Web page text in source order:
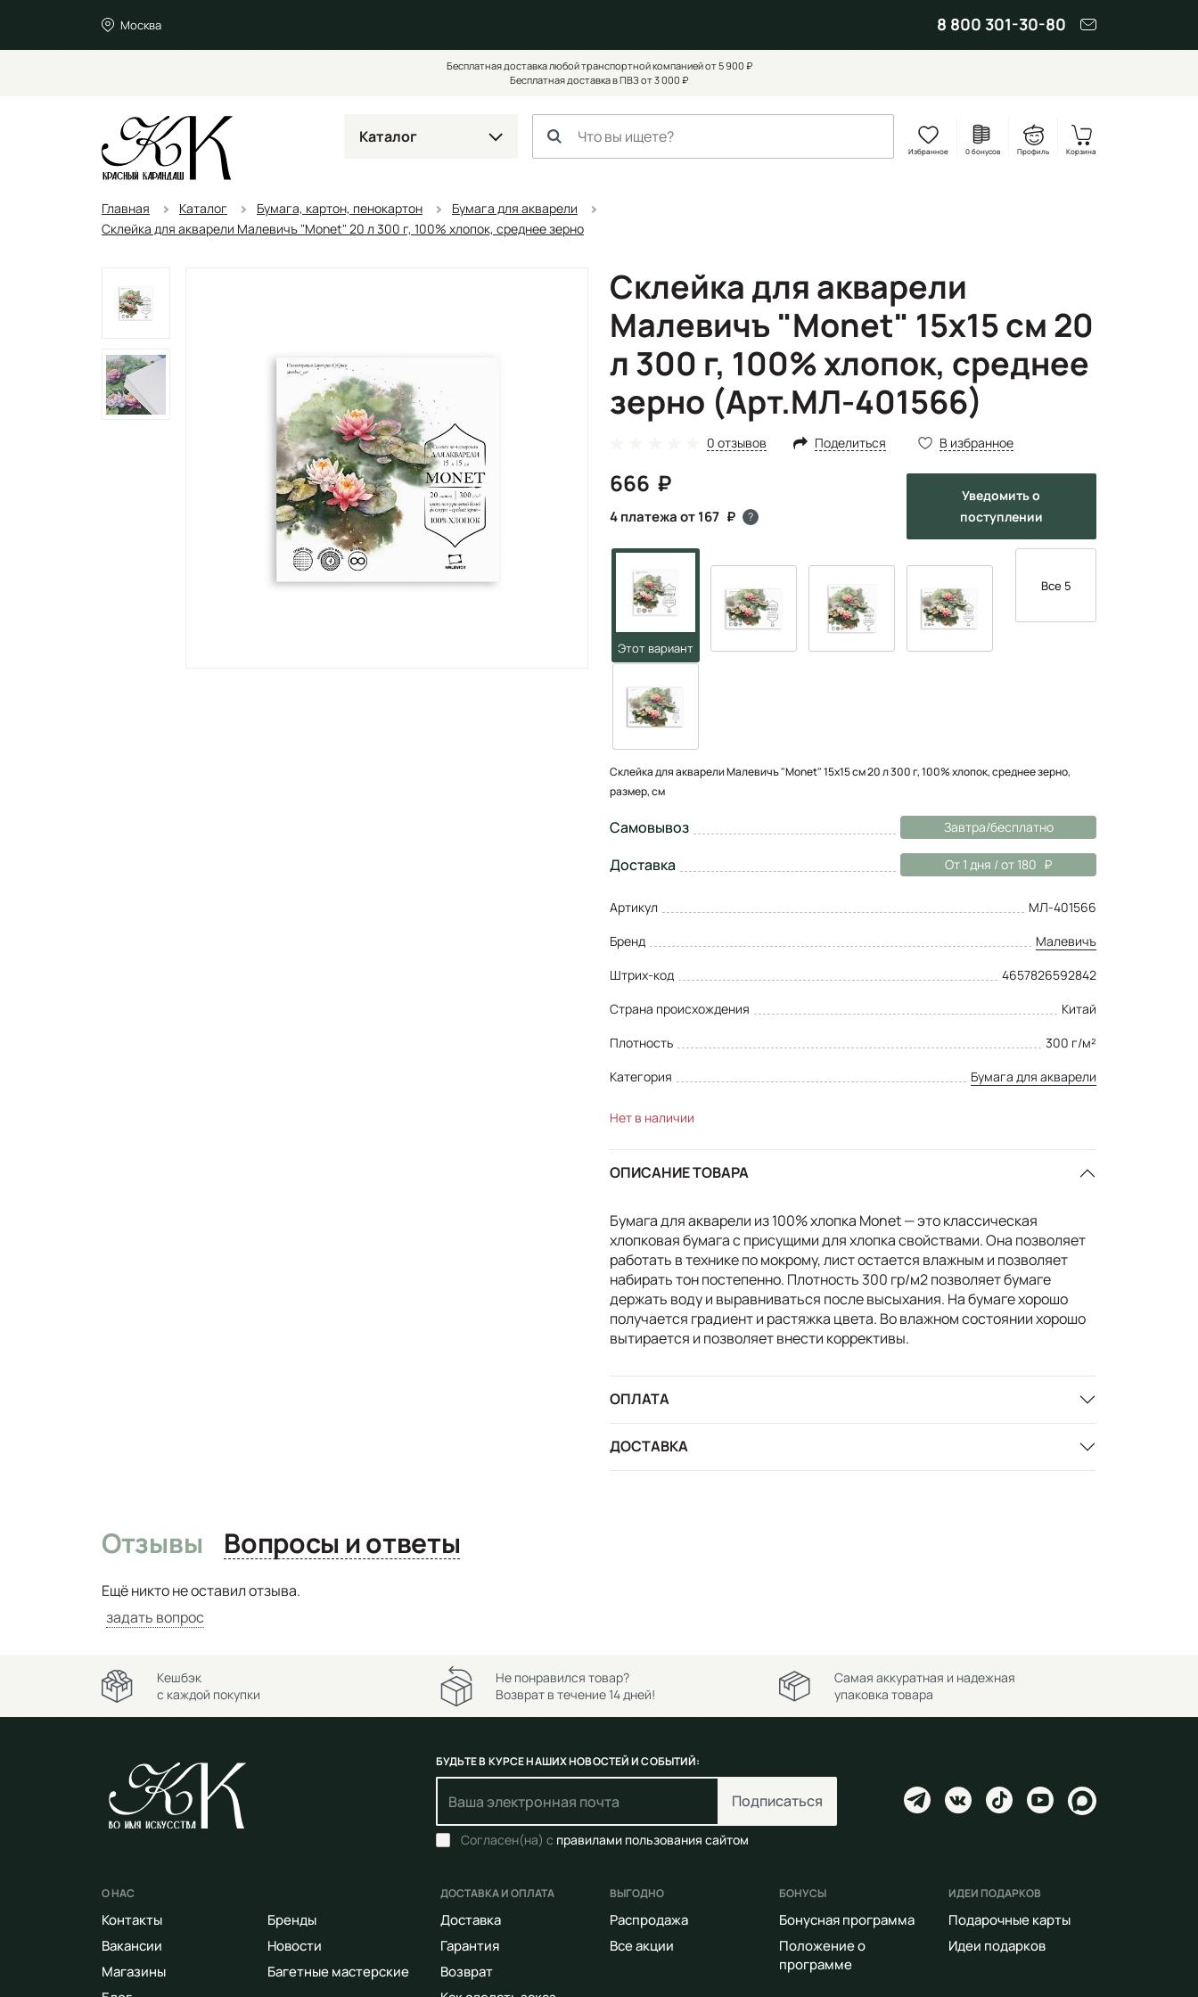
Москва 8 800 301-30-80
Бесплатная доставка любой транспортной компанией от 5 900 ₽
Бесплатная доставка в ПВЗ от 3 000 ₽
Каталог
Избранное 0 бонусов Профиль Корзина
Главная Каталог Бумага, картон, пенокартон
Бумага для акварели
Склейка для акварели Малевичъ "Monet" 20 л 300 г, 100% хлопок, среднее зерно
Склейка для акварели
Малевичъ "Monet" 15х15 см 20
л 300 г, 100% хлопок, среднее
зерно (Арт.МЛ-401566)
0 отзывов Поделиться В избранное
666
4 платежа от 167 ?
Уведомитьо
поступлении
Все 5
Склейка для акварели Малевичъ "Monet" 15х15 см 20 л 300 г, 100% хлопок, среднее зерно,
размер, см
Самовывоз Завтра/бесплатно
Доставка От 1 дня / от 180
Артикул
МЛ-401566
Бренд
Малевичъ
Штрих-код
4657826592842
Страна происхождения
Китай
Плотность
300 г/м²
Категория
Бумага для акварели
Нет в наличии
ОПИСАНИЕ ТОВАРА
Бумага для акварели из 100% хлопка Monet — это классическая
хлопковая бумага с присущими для хлопка свойствами. Она позволяет
работать в технике по мокрому, лист остается влажным и позволяет
набирать тон постепенно. Плотность 300 гр/м2 позволяет бумаге
держать воду и выравниваться после высыхания. На бумаге хорошо
получается градиент и растяжка цвета. Во влажном состоянии хорошо
вытирается и позволяет внести коррективы.
ОПЛАТА
ДОСТАВКА
Отзывы Вопросы и ответы
Ещё никто не оставил отзыва.
задать вопрос
Кешбэк
с каждой покупки
Не понравился товар?
Возврат в течение 14 дней!
Самая аккуратная и надежная
упаковка товара
БУДЬТЕ В КУРСЕ НАШИХ НОВОСТЕЙ И СОБЫТИЙ:
Подписаться
Согласен(на) с правилами пользования сайтом
О НАС
Контакты
Вакансии
Магазины
Бренды
Новости
Багетные мастерские
ДОСТАВКА И ОПЛАТА
Доставка
Гарантия
Возврат
ВЫГОДНО
Распродажа
Все акции
БОНУСЫ
Бонусная программа
Положение о
программе
ИДЕИ ПОДАРКОВ
Подарочные карты
Идеи подарков